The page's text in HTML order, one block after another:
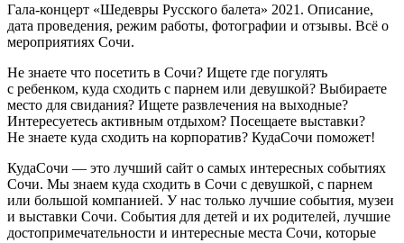
Гала-концерт «Шедевры Русского балета» 2021. Описание,
дата проведения, режим работы, фотографии и отзывы. Всё о
мероприятиях Сочи.
Не знаете что посетить в Сочи? Ищете где погулять
с ребенком, куда сходить с парнем или девушкой? Выбираете
место для свидания? Ищете развлечения на выходные?
Интересуетесь активным отдыхом? Посещаете выставки?
Не знаете куда сходить на корпоратив? КудаСочи поможет!
КудаСочи — это лучший сайт о самых интересных событиях
Сочи. Мы знаем куда сходить в Сочи с девушкой, с парнем
или большой компанией. У нас только лучшие события, музеи
и выставки Сочи. События для детей и их родителей, лучшие
достопримечательности и интересные места Сочи, которые